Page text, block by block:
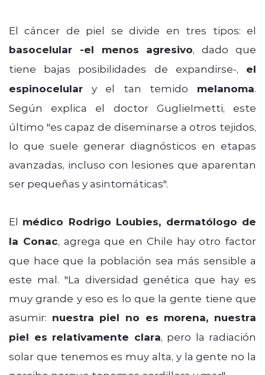
El cáncer de piel se divide en tres tipos: el
basocelular -el menos agresivo, dado que
tiene bajas posibilidades de expandirse-, el
espinoceluIar y el tan temido melanoma.
Según explica el doctor GuglieImetti, este
último "es capaz de diseminarse a otros tejidos,
lo que suele generar diagnósticos en etapas
avanzadas, incluso con lesiones que aparentan
ser pequeñas y asintomáticas".
El médico Rodrigo Loubies, dermatólogo de
la Conac, agrega que en Chile hay otro factor
que hace que la población sea más sensible a
este mal. "La diversidad genética que hay es
muy grande y eso es lo que la gente tiene que
asumir: nuestra piel no es morena, nuestra
piel es relativamente clara, pero la radiación
solar que tenemos es muy alta, y la gente no la